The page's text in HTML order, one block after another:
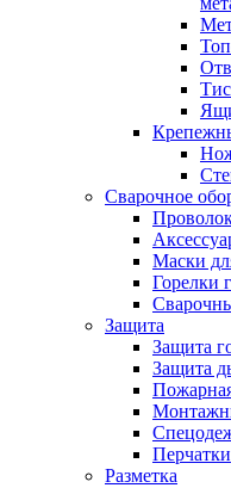
Сварочное
Маски
Горелки
Защита
Защита
Защита
Перчатки
Разметка